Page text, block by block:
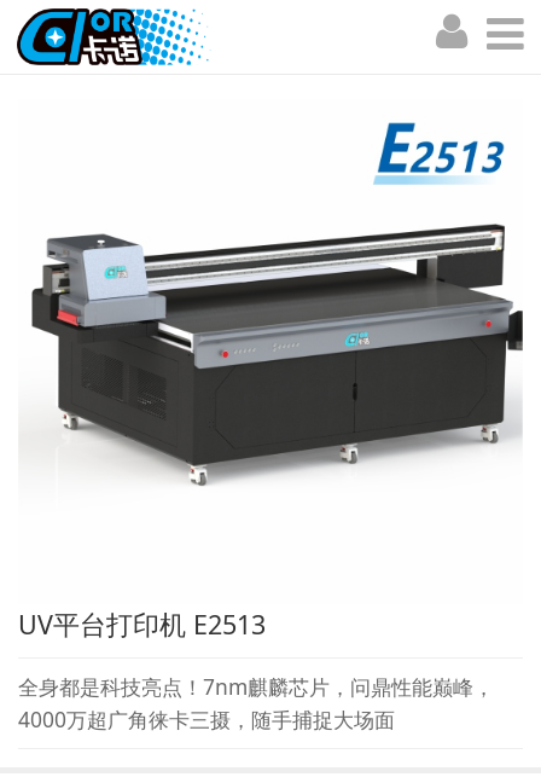
UV平台打印机 E2513
全身都是科技亮点！7nm麒麟芯片，问鼎性能巅峰，
4000万超广角徕卡三摄，随手捕捉大场面